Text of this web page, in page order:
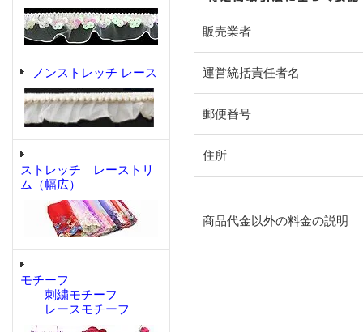
ノンストレッチ レース
ストレッチ レーストリ
ム（幅広）
モチーフ
刺繍モチーフ
レースモチーフ
販売業者
運営統括責任者名
郵便番号
住所
商品代金以外の料金の説明